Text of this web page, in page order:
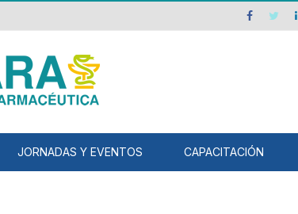
JORNADAS Y EVENTOS CAPACITACIÓN